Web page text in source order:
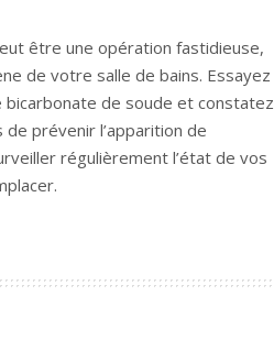
être une opération fastidieuse,
de votre salle de bains. Essayez
de soude et constatez
prévenir l’apparition de
régulièrement l’état de vos